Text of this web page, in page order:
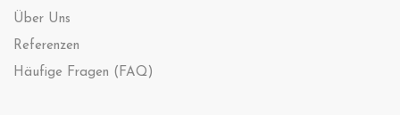
Über Uns
Referenzen
Häufige Fragen (FAQ)